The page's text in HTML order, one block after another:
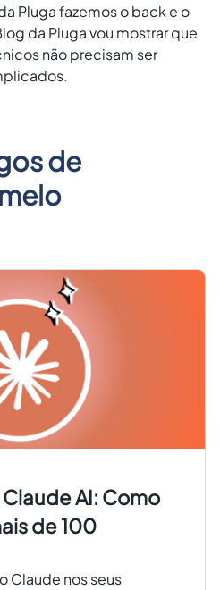
PT
Pluga fazemos o back e o
da Pluga vou mostrar que
não precisam ser
de
AI: Como
de 100
Claude nos seus